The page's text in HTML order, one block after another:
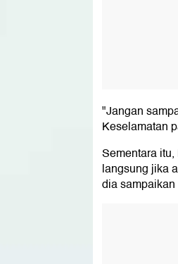
"Jangan
Keselamatan
Sementara
langsung jika
dia